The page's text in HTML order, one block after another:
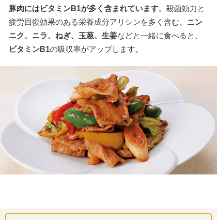
豚肉にはビタミンB1が多く含まれています。殺菌効力と
疲労回復効果のある栄養成分アリシンを多く含む、 ニン
ニク、ニラ、ねぎ、玉葱、生姜などと一緒に食べると、
ビタミンB1の吸収率がアップします。